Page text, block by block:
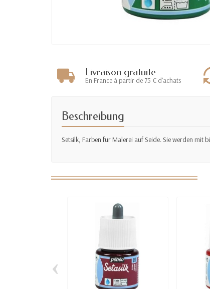
Livraison gratuite
En France à partir de 75 € d'achats
Beschreibung
Setsilk, Farben für Malerei auf Seide. Sie werden mit
‹